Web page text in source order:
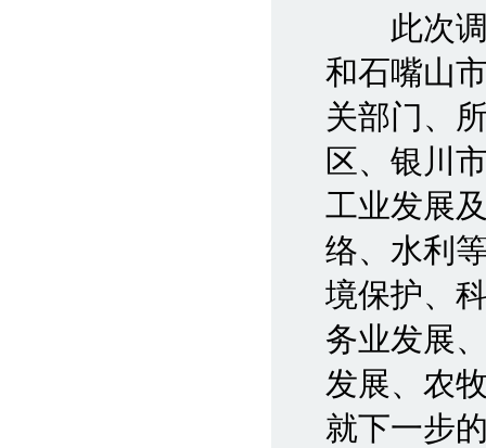
此次调
和石嘴山
关部门、
区、银川
工业发展
络、水利
境保护、
务业发展
发展、农
就下一步